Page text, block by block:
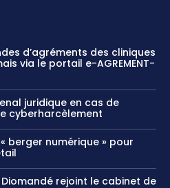
d’agréments des cliniques
via le portail e-AGREMENT-
juridique en cas de
cyberharcèlement
berger numérique » pour
Diomandé rejoint le cabinet de